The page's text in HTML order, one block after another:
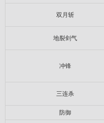
双月斩
地裂剑气
冲锋
三连杀
防御